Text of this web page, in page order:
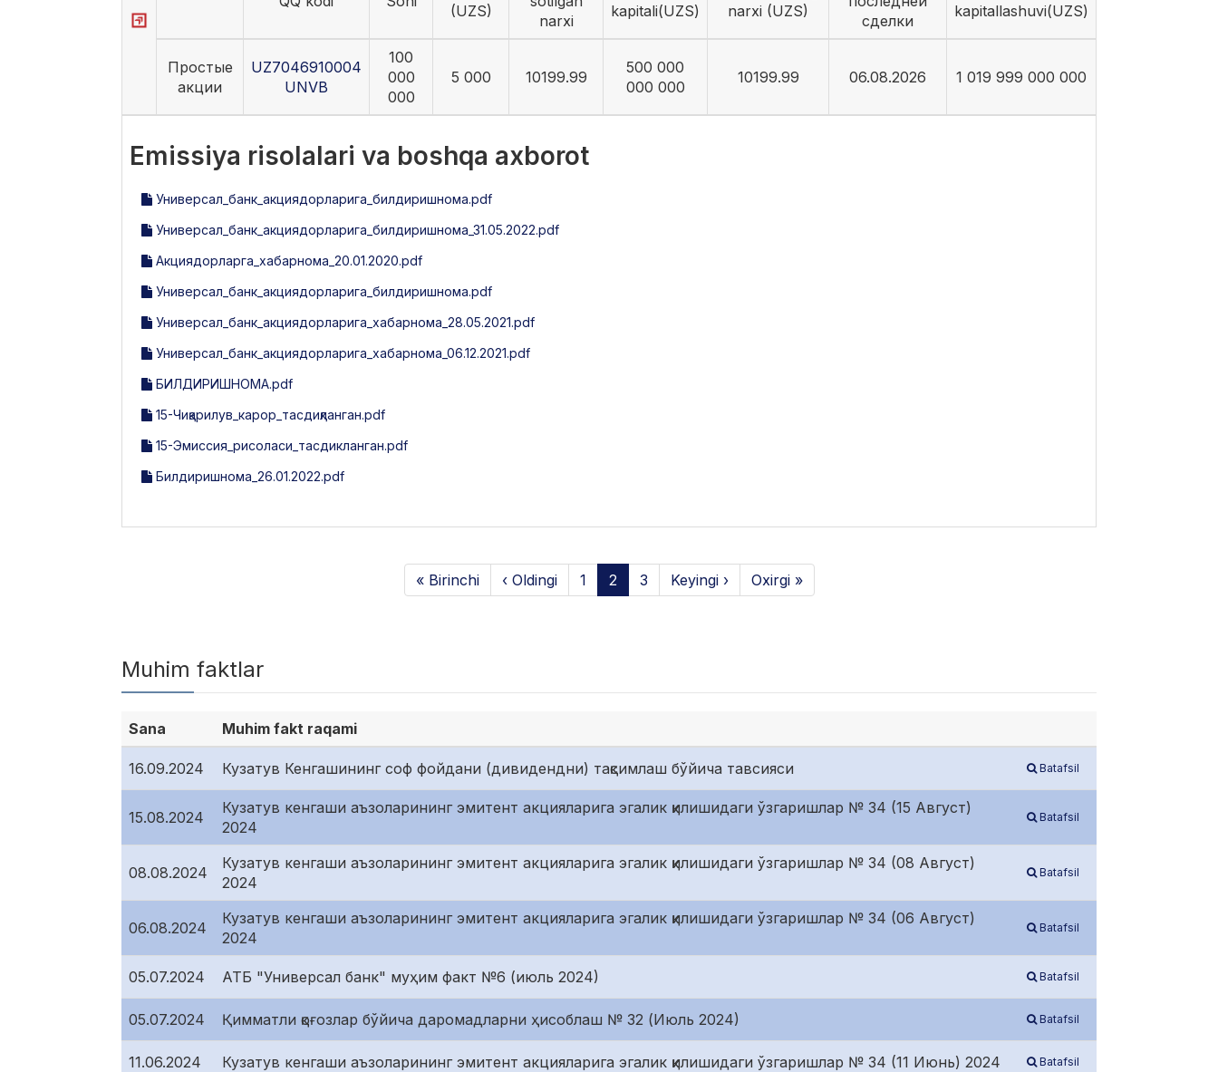
(UZS)
narxi
kapitali(UZS)
narxi (UZS)
сделки
kapitallashuvi(UZS)
Простые
акции
UZ7046910004
UNVB
100
000
000
5 000 10199.99
500 000
000 000
10199.99 06.08.2026 1 019 999 000 000
Emissiya risolalari va boshqa axborot
Универсал_банк_акциядорларига_билдиришнома.pdf
Универсал_банк_акциядорларига_билдиришнома_31.05.2022.pdf
Акциядорларга_хабарнома_20.01.2020.pdf
Универсал_банк_акциядорларига_билдиришнома.pdf
Универсал_банк_акциядорларига_хабарнома_28.05.2021.pdf
Универсал_банк_акциядорларига_хабарнома_06.12.2021.pdf
БИЛДИРИШНОМА.pdf
15-Чиқарилув_карор_тасдиқланган.pdf
15-Эмиссия_рисоласи_тасдикланган.pdf
Билдиришнома_26.01.2022.pdf
« Birinchi ‹ Oldingi 1 2 3 Keyingi › Oxirgi »
Muhim faktlar
Sana Muhim fakt raqami
16.09.2024 Кузатув Кенгашининг соф фойдани (дивидендни) тақсимлаш бўйича тавсияси Batafsil
15.08.2024
Кузатув кенгаши аъзоларининг эмитент акцияларига эгалик қилишидаги ўзгаришлар № 34 (15 Август)
2024
Batafsil
08.08.2024
Кузатув кенгаши аъзоларининг эмитент акцияларига эгалик қилишидаги ўзгаришлар № 34 (08 Август)
2024
Batafsil
06.08.2024
Кузатув кенгаши аъзоларининг эмитент акцияларига эгалик қилишидаги ўзгаришлар № 34 (06 Август)
2024
Batafsil
05.07.2024 АТБ "Универсал банк" муҳим факт №6 (июль 2024) Batafsil
05.07.2024 Қимматли қоғозлар бўйича даромадларни ҳисоблаш № 32 (Июль 2024) Batafsil
11.06.2024 Кузатув кенгаши аъзоларининг эмитент акцияларига эгалик қилишидаги ўзгаришлар № 34 (11 Июнь) 2024 Batafsil